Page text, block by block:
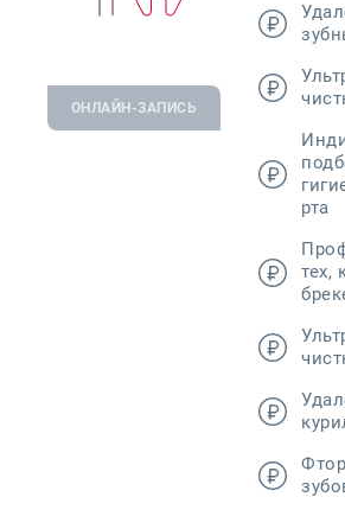
ОНЛАЙН-ЗАПИСЬ
рта
тех,